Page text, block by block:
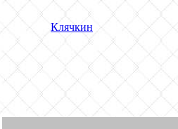
Клячкин